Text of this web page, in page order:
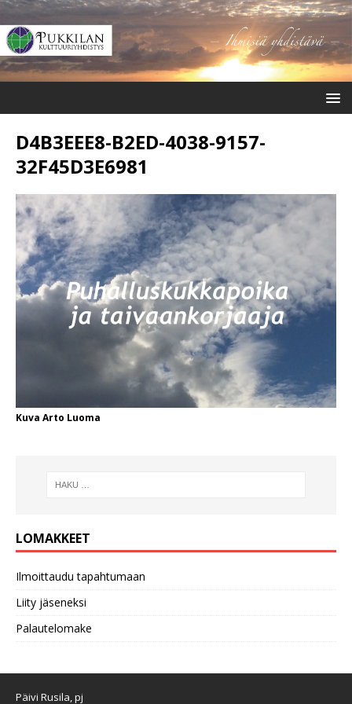
D4B3EEE8-B2ED-4038-9157-
32F45D3E6981
Kuva Arto Luoma
LOMAKKEET
Ilmoittaudu tapahtumaan
Liity jäseneksi
Palautelomake
Päivi Rusila, pj